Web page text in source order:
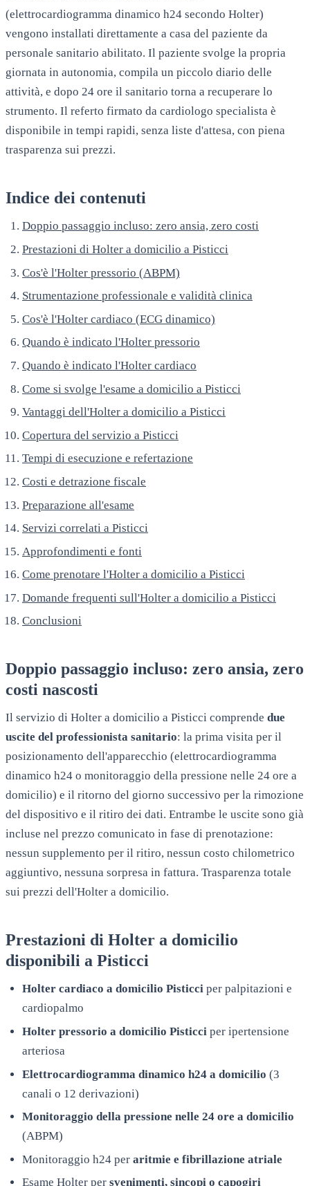
(elettrocardiogramma dinamico h24 secondo Holter)
vengono installati direttamente a casa del paziente da
personale sanitario abilitato. Il paziente svolge la propria
giornata in autonomia, compila un piccolo diario delle
attività, e dopo 24 ore il sanitario torna a recuperare lo
strumento. Il referto firmato da cardiologo specialista è
disponibile in tempi rapidi, senza liste d'attesa, con piena
trasparenza sui prezzi.
Indice dei contenuti
Doppio passaggio incluso: zero ansia, zero costi
Prestazioni di Holter a domicilio a Pisticci
Cos'è l'Holter pressorio (ABPM)
Strumentazione professionale e validità clinica
Cos'è l'Holter cardiaco (ECG dinamico)
Quando è indicato l'Holter pressorio
Quando è indicato l'Holter cardiaco
Come si svolge l'esame a domicilio a Pisticci
Vantaggi dell'Holter a domicilio a Pisticci
Copertura del servizio a Pisticci
Tempi di esecuzione e refertazione
Costi e detrazione fiscale
Preparazione all'esame
Servizi correlati a Pisticci
Approfondimenti e fonti
Come prenotare l'Holter a domicilio a Pisticci
Domande frequenti sull'Holter a domicilio a Pisticci
Conclusioni
Doppio passaggio incluso: zero ansia, zero
costi nascosti
Il servizio di Holter a domicilio a Pisticci comprende due
uscite del professionista sanitario: la prima visita per il
posizionamento dell'apparecchio (elettrocardiogramma
dinamico h24 o monitoraggio della pressione nelle 24 ore a
domicilio) e il ritorno del giorno successivo per la rimozione
del dispositivo e il ritiro dei dati. Entrambe le uscite sono già
incluse nel prezzo comunicato in fase di prenotazione:
nessun supplemento per il ritiro, nessun costo chilometrico
aggiuntivo, nessuna sorpresa in fattura. Trasparenza totale
sui prezzi dell'Holter a domicilio.
Prestazioni di Holter a domicilio
disponibili a Pisticci
Holter cardiaco a domicilio Pisticci per palpitazioni e
cardiopalmo
Holter pressorio a domicilio Pisticci per ipertensione
arteriosa
Elettrocardiogramma dinamico h24 a domicilio (3
canali o 12 derivazioni)
Monitoraggio della pressione nelle 24 ore a domicilio
(ABPM)
Monitoraggio h24 per aritmie e fibrillazione atriale
Esame Holter per svenimenti, sincopi o capogiri